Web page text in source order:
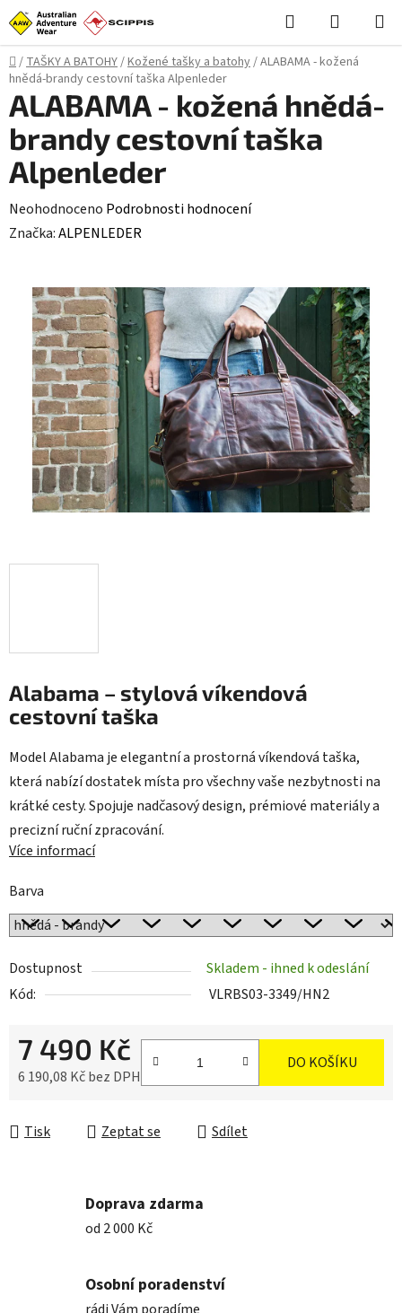
Přejít
na
obsah
Hledat
KOŠÍK
Domů
/TAŠKY A BATOHY/Kožené tašky a batohy/ALABAMA - kožená
hnědá-brandy cestovní taška Alpenleder
Alabama – stylová víkendová
cestovní taška
Model Alabama je elegantní a prostorná víkendová taška,
která nabízí dostatek místa pro všechny vaše nezbytnosti na
krátké cesty. Spojuje nadčasový design, prémiové materiály a
precizní ruční zpracování.
Více informací
Barva
Dostupnost
Skladem - ihned k odeslání
Kód:
VLRBS03-3349/HN2
7 490 Kč
6 190,08 Kč bez DPH
DO KOŠÍKU
Tisk Zeptat se Sdílet
ALABAMA - kožená hnědá-
brandy cestovní taška
Alpenleder
Průměrné
hodnocení
hvězdiček.
Neohodnoceno Podrobnosti hodnocení
Značka:ALPENLEDER
Doprava zdarma
od 2 000 Kč
Osobní poradenství
rádi Vám poradíme